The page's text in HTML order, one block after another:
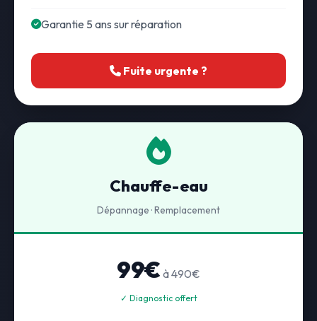
Garantie 5 ans sur réparation
Fuite urgente ?
Chauffe-eau
Dépannage · Remplacement
99€ à 490€
✓ Diagnostic offert